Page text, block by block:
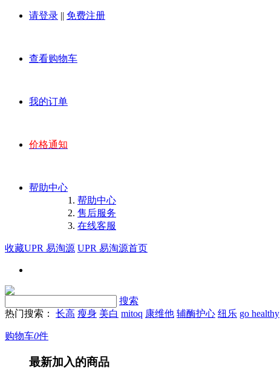
请登录 || 免费注册
查看购物车
我的订单
价格通知
帮助中心
帮助中心
售后服务
在线客服
收藏UPR 易淘源 UPR 易淘源首页
搜索
热门搜索：
长高 瘦身 美白 mitoq 康维他 辅酶护心 纽乐 go healthy
购物车0件
最新加入的商品